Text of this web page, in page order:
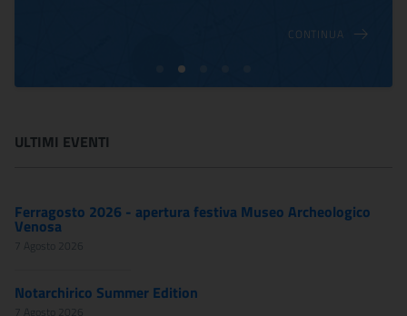
CONTINUA
ULTIMI EVENTI
Ferragosto 2026 - apertura festiva Museo Archeologico
Venosa
7 Agosto 2026
Notarchirico Summer Edition
7 Agosto 2026